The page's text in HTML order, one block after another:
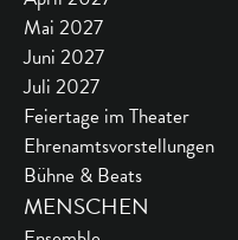
Mai 2027
Juni 2027
Juli 2027
Feiertage im Theater
Ehrenamtsvorstellungen
Bühne & Beats
MENSCHEN